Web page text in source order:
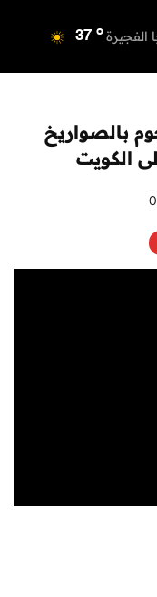
الفجيرة 37 o
القيوين 38 o
راس الخيمةo
بالصواريخ
الكويت